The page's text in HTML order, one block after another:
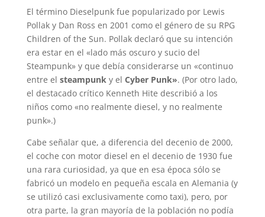
El término Dieselpunk fue popularizado por Lewis
Pollak y Dan Ross en 2001 como el género de su RPG
Children of the Sun. Pollak declaró que su intención
era estar en el «lado más oscuro y sucio del
Steampunk» y que debía considerarse un «continuo
entre el steampunky el Cyber Punk». (Por otro lado,
el destacado crítico Kenneth Hite describió a los
niños como «no realmente diesel, y no realmente
punk».)
Cabe señalar que, a diferencia del decenio de 2000,
el coche con motor diesel en el decenio de 1930 fue
una rara curiosidad, ya que en esa época sólo se
fabricó un modelo en pequeña escala en Alemania (y
se utilizó casi exclusivamente como taxi), pero, por
otra parte, la gran mayoría de la población no podía